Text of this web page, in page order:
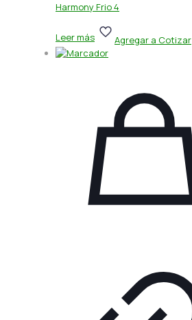
Harmony Frio 4
Leer más Agregar a Cotizar